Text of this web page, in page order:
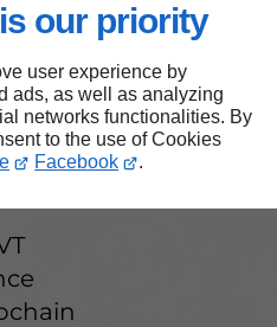
our priority
user experience by
ads, as well as analyzing
networks functionalities. By
to the use of Cookies
Facebook .